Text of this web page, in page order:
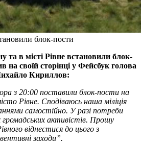
блок-пости
та в місті Рівне встановили блок-
на своїй сторінці у Фейсбук голова
Кириллов:
з 20:00 поставили блок-пости на
Рівне. Сподіваюсь наша міліція
самостійно. У разі потреби
активістів. Прошу
віднестися до цього з
заходи”.